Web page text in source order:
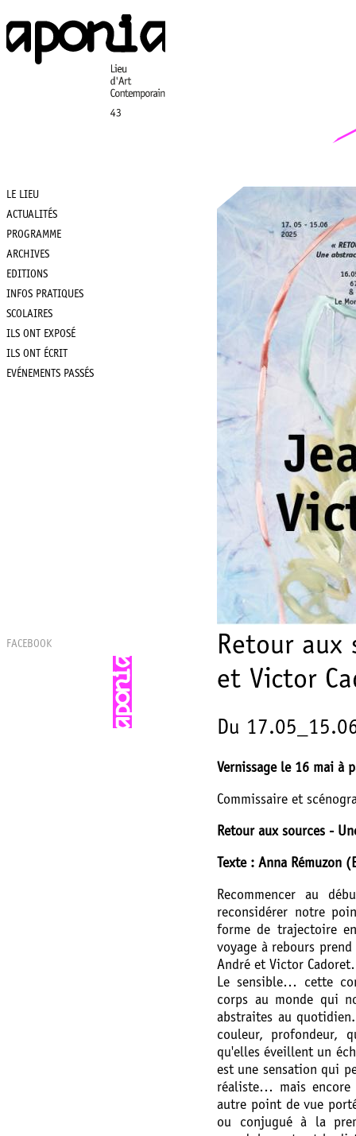
au
contenu
principal
Main
navigation
LE LIEU
ACTUALITÉS
PROGRAMME
ARCHIVES
EDITIONS
INFOS PRATIQUES
SCOLAIRES
ILS ONT EXPOSÉ
ILS ONT ÉCRIT
EVÉNEMENTS PASSÉS
FACEBOOK
Retour aux
et Victor
Du
Vernissage le 16 mai à
Commissaire et
Retour aux sources -
Texte : Anna Rémuzon
Recommencer au
reconsidérer notre
forme de trajectoire
voyage à rebours
André et Victor
Le sensible… cette
corps au monde qui
abstraites au
couleur, profondeur,
qu'elles éveillent un
est une sensation qui
réaliste… mais encore
autre point de vue
ou conjugué à la